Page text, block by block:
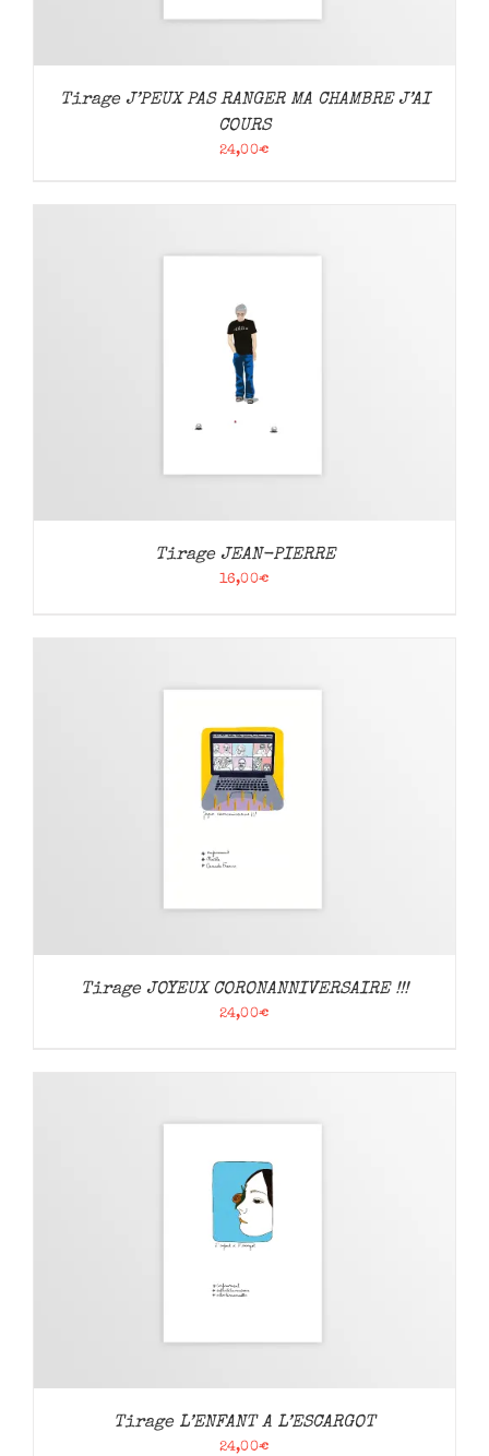
Tirage J’PEUX PAS RANGER MA CHAMBRE J’AI
COURS
24,00€
Tirage JEAN-PIERRE
16,00€
Tirage JOYEUX CORONANNIVERSAIRE !!!
24,00€
Tirage L’ENFANT A L’ESCARGOT
24,00€